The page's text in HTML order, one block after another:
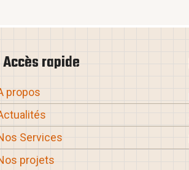
Accès rapide
propos
Services
projets